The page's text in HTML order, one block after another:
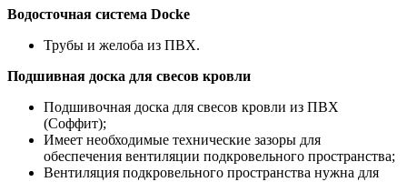
Водосточная система Docke
Трубы и желоба из ПВХ.
Подшивная доска для свесов кровли
Подшивочная доска для свесов кровли из ПВХ
(Соффит);
Имеет необходимые технические зазоры для
обеспечения вентиляции подкровельного пространства;
Вентиляция подкровельного пространства нужна для